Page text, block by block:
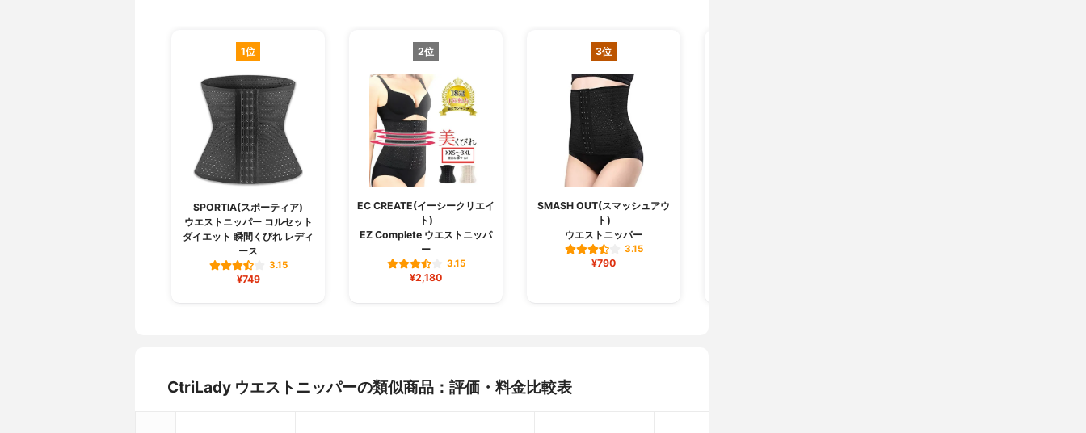
1位
SPORTIA(スポーティア)
ウエストニッパー コルセット
ダイエット 瞬間くびれ レディ
ース
3.15
¥749
2位
EC CREATE(イーシークリエイ
ト)
EZ Complete ウエストニッパ
ー
3.15
¥2,180
3位
SMASH OUT(スマッシュアウ
ト)
ウエストニッパー
3.15
¥790
CtriLady ウエストニッパーの類似商品：評価・料金比較表